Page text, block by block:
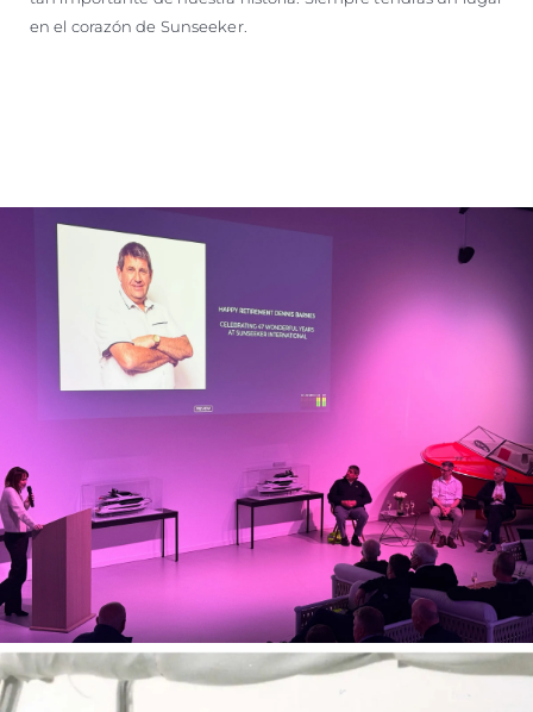
en el corazón de Sunseeker.